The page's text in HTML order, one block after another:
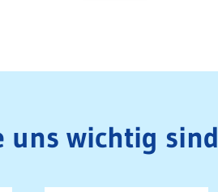
uns wichtig sind